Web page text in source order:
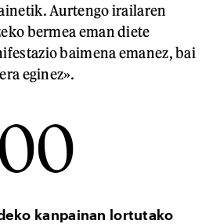
Aurtengo irailaren
bermea eman diete
baimena emanez, bai
eginez».
kanpainan lortutako